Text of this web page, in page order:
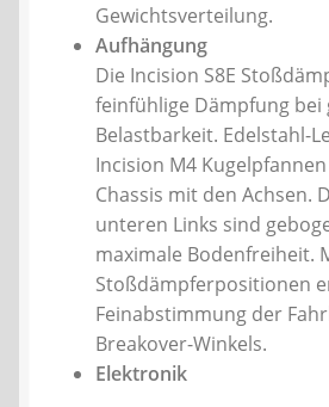
Gewichtsverteilung.
Aufhängung
Die Incision S8E
feinfühlige Dämpfung
Belastbarkeit. Edelstahl-
Incision M4
Chassis mit den Achsen.
unteren Links sind
maximale Bodenfreiheit.
Stoßdämpferpositionen
Feinabstimmung der
Breakover-Winkels.
Elektronik